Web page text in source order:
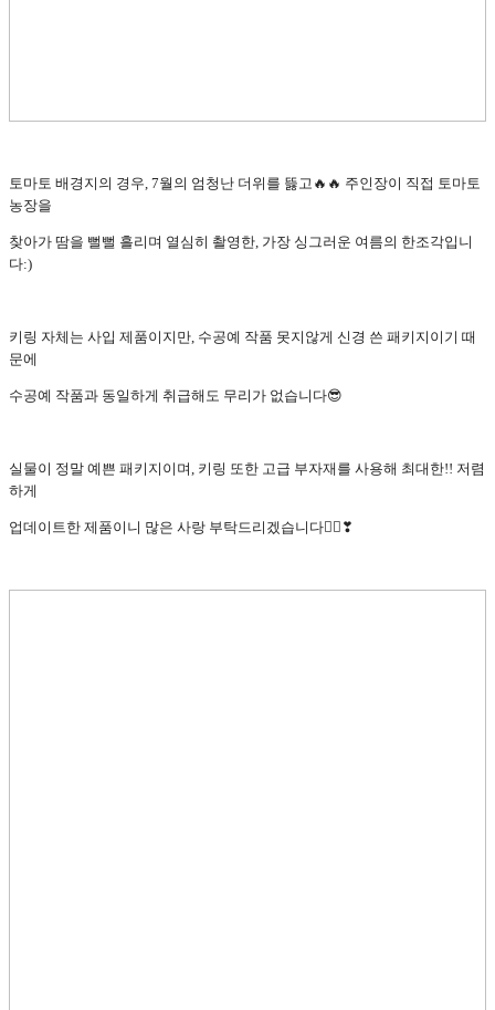
토마토 배경지의 경우, 7월의 엄청난 더위를 뜷고🔥🔥 주인장이 직접 토마토
농장을
찾아가 땀을 뻘뻘 흘리며 열심히 촬영한, 가장 싱그러운 여름의 한조각입니
다:)
키링 자체는 사입 제품이지만, 수공예 작품 못지않게 신경 쓴 패키지이기 때
문에
수공예 작품과 동일하게 취급해도 무리가 없습니다😎
실물이 정말 예쁜 패키지이며, 키링 또한 고급 부자재를 사용해 최대한!! 저렴
하게
업데이트한 제품이니 많은 사랑 부탁드리겠습니다🙇‍♀️❣